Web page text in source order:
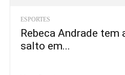
ESPORTES
Rebeca Andrade tem
salto em...